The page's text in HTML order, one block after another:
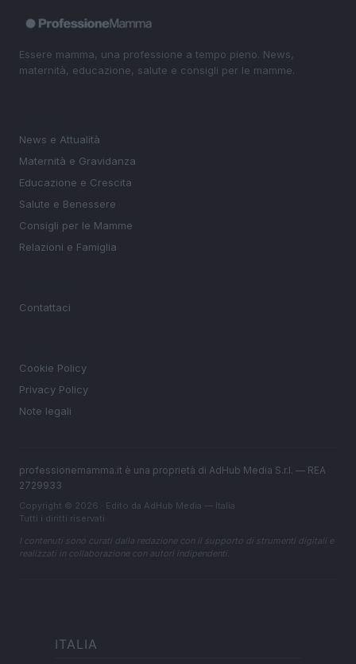
Essere mamma, una professione a tempo pieno. News,
maternità, educazione, salute e consigli per le mamme.
News e Attualità
Maternità e Gravidanza
Educazione e Crescita
Salute e Benessere
Consigli per le Mamme
Relazioni e Famiglia
Contattaci
Cookie Policy
Privacy Policy
Note legali
professionemamma.it è una proprietà di AdHub Media S.r.l. — REA
2729933
Copyright © 2026 · Edito da AdHub Media — Italia
Tutti i diritti riservati
I contenuti sono curati dalla redazione con il supporto di strumenti digitali e
realizzati in collaborazione con autori indipendenti.
ITALIA